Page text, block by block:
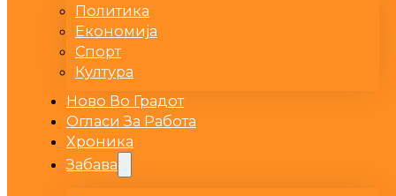
Политика
Економија
Спорт
Култура
Ново Во Градот
Огласи За Работа
Хроника
Забава